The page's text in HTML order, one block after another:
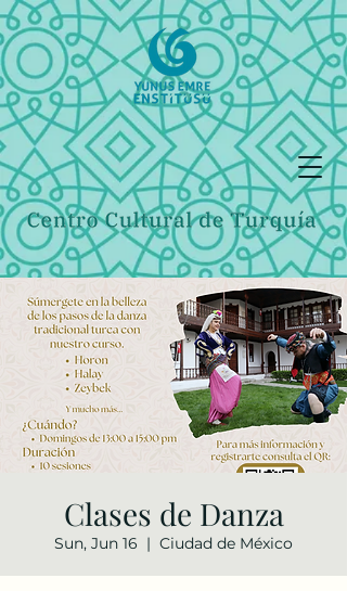
Clases de Danza
Sun, Jun 16
  |
Ciudad de México